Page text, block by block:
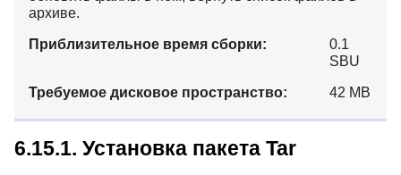
архиве.
Приблизительное время сборки:
0.1
SBU
Требуемое дисковое пространство: 42 MB
6.15.1. Установка пакета Tar